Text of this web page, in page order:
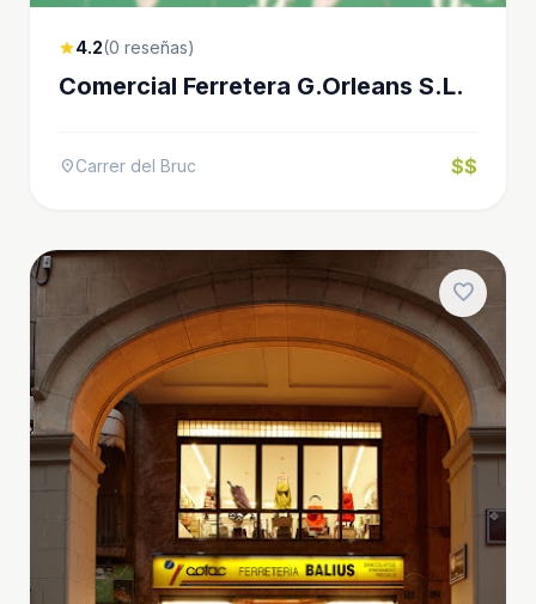
star4.2(0 reseñas)
Comercial Ferretera G.Orleans S.L.
location_onCarrer del Bruc $$
favorite